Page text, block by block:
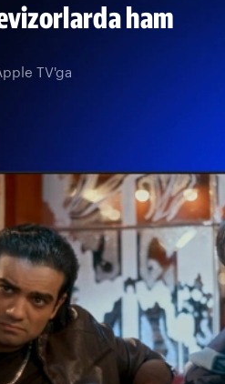
ham
TV'ga